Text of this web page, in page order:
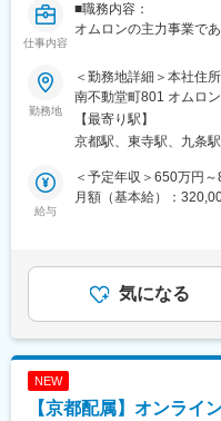
仕事内容
■職務内容：
オムロンの主力事業で
パニー（以下、IAB)に
プロダクトマーケティ
拓、販売戦略、商品・
きます。
入社後は、重点テーマ
販売アプリケーション
の声をもとに、事業と
本市場での展開がより
す。
件を進められるように
勤務地
＜勤務地詳細＞本社住
南不動堂町801 オムロ
／京都駅受動喫煙対策
事業所
【最寄り駅】
京都駅、東寺駅、九条
給与
＜予定年収＞650万円
月額（基本給）：
(月額)は固定手当を含め
気になる
NEW
【京都配属】オンラ